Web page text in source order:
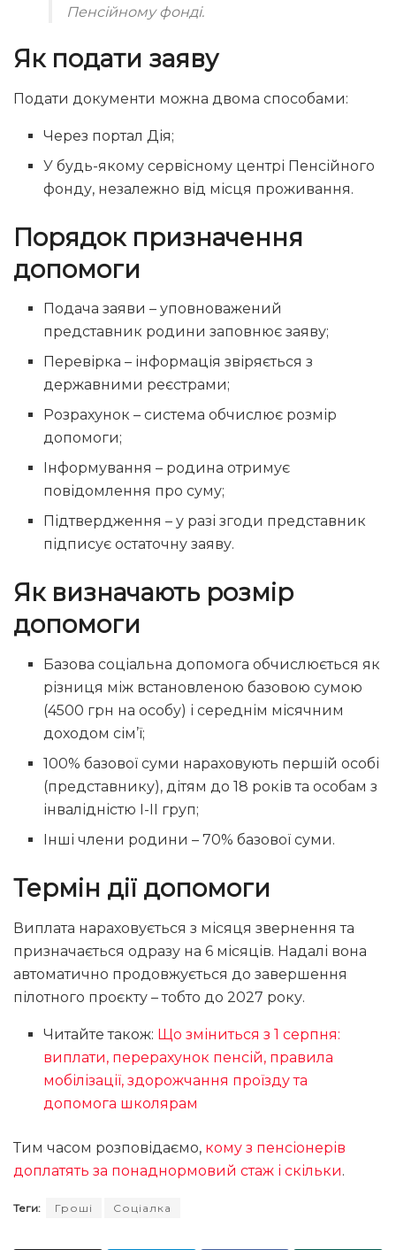
Пенсійному фонді.
Як подати заяву
Подати документи можна двома способами:
Через портал Дія;
У будь-якому сервісному центрі Пенсійного
фонду, незалежно від місця проживання.
Порядок призначення
допомоги
Подача заяви – уповноважений
представник родини заповнює заяву;
Перевірка – інформація звіряється з
державними реєстрами;
Розрахунок – система обчислює розмір
допомоги;
Інформування – родина отримує
повідомлення про суму;
Підтвердження – у разі згоди представник
підписує остаточну заяву.
Як визначають розмір
допомоги
Базова соціальна допомога обчислюється як
різниця між встановленою базовою сумою
(4500 грн на особу) і середнім місячним
доходом сім’ї;
100% базової суми нараховують першій особі
(представнику), дітям до 18 років та особам з
інвалідністю I-II груп;
Інші члени родини – 70% базової суми.
Термін дії допомоги
Виплата нараховується з місяця звернення та
призначається одразу на 6 місяців. Надалі вона
автоматично продовжується до завершення
пілотного проєкту – тобто до 2027 року.
Читайте також: Що зміниться з 1 серпня:
виплати, перерахунок пенсій, правила
мобілізації, здорожчання проїзду та
допомога школярам
Тим часом розповідаємо, кому з пенсіонерів
доплатять за понаднормовий стаж і скільки.
Теги: Гроші Соціалка